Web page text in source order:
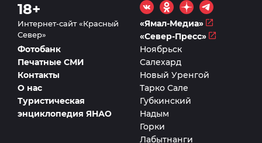
18+
Интернет-сайт «Красный
Север»
«Ямал-Медиа»
«Север-Пресс»
Фотобанк
Печатные СМИ
Контакты
О нас
Туристическая
энциклопедия ЯНАО
Ноябрьск
Салехард
Новый Уренгой
Тарко Сале
Губкинский
Надым
Горки
Лабытнанги